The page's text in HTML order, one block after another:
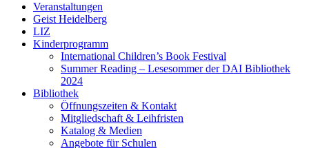
Veranstaltungen
Geist Heidelberg
LIZ
Kinderprogramm
International Children’s Book Festival
Summer Reading – Lesesommer der DAI Bibliothek
2024
Bibliothek
Öffnungszeiten & Kontakt
Mitgliedschaft & Leihfristen
Katalog & Medien
Angebote für Schulen